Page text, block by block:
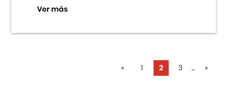
Ver más
« 1 2 3 ... »